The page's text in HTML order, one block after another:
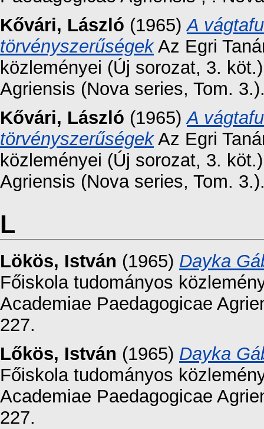
Kővári, László (1965)A
törvényszerűségekAz Egri
közleményei (Új sorozat, 3.
Agriensis (Nova series, Tom.
Kővári, László (1965)A
törvényszerűségekAz Egri
közleményei (Új sorozat, 3.
Agriensis (Nova series, Tom.
L
Lökös, István (1965) Dayka
Főiskola tudományos
Academiae Paedagogicae
227.
Lőkös, István (1965) Dayka
Főiskola tudományos
Academiae Paedagogicae
227.